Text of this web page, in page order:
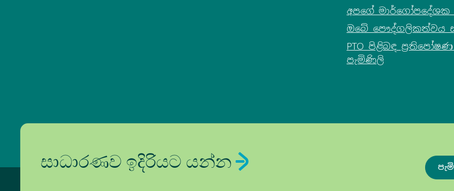
අපගේ
ඔබේ පෞද්ගලිකත්වය
PTO පිළිබඳ
පැමිණිලි
සාධාරණව ඉදිරියට යන්න